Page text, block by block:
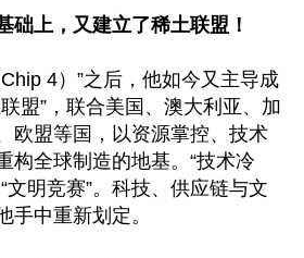
础上，又建立了稀土联盟！
4）”之后，他如今又主导成
盟”，联合美国、澳大利亚、加
欧盟等国，以资源掌控、技术
构全球制造的地基。“技术冷
文明竞赛”。科技、供应链与文
手中重新划定。